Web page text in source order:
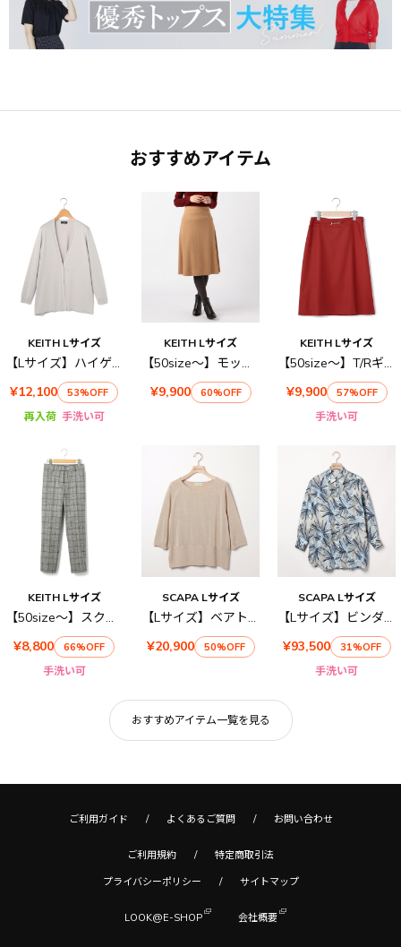
おすすめアイテム
KEITH Lサイズ
【Lサイズ】ハイゲージ天竺ニット
¥12,100
53%OFF
再入荷 手洗い可
KEITH Lサイズ
【50size～】モックロディースカート
¥9,900
60%OFF
KEITH Lサイズ
【50size～】T/Rギャバストレッチ スカート
¥9,900
57%OFF
手洗い可
KEITH Lサイズ
【50size～】スクエアチェック パンツ
¥8,800
66%OFF
手洗い可
SCAPA Lサイズ
【Lサイズ】ベアトリスニットプルオーバー
¥20,900
50%OFF
SCAPA Lサイズ
【Lサイズ】ビンダリーフブラウス
¥93,500
31%OFF
手洗い可
おすすめアイテム一覧を見る
ご利用ガイド よくあるご質問 お問い合わせ
ご利用規約 特定商取引法
プライバシーポリシー サイトマップ
LOOK@E-SHOP 会社概要